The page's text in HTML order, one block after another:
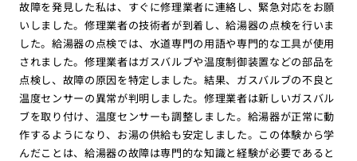
故障を発見した私は、すぐに修理業者に連絡し、緊急対応をお願
いしました。修理業者の技術者が到着し、給湯器の点検を行いま
した。給湯器の点検では、水道専門の用語や専門的な工具が使用
されました。修理業者はガスバルブや温度制御装置などの部品を
点検し、故障の原因を特定しました。結果、ガスバルブの不良と
温度センサーの異常が判明しました。修理業者は新しいガスバル
ブを取り付け、温度センサーも調整しました。給湯器が正常に動
作するようになり、お湯の供給も安定しました。この体験から学
んだことは、給湯器の故障は専門的な知識と経験が必要であると